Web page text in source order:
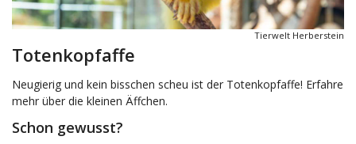
Tierwelt Herberstein
Totenkopfaffe
Neugierig und kein bisschen scheu ist der Totenkopfaffe! Erfahre
mehr über die kleinen Äffchen.
Schon gewusst?